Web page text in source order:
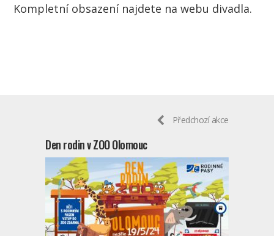
Kompletní obsazení najdete na webu divadla.
Předchozí akce
Den rodin v ZOO Olomouc